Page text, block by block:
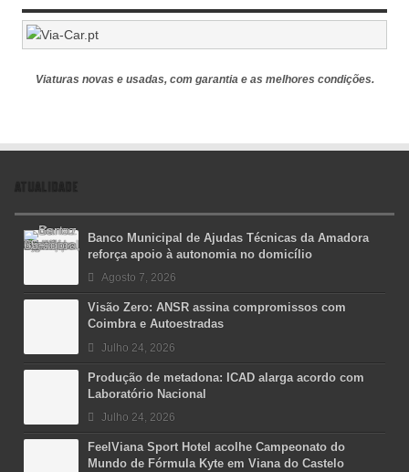
Viaturas novas e usadas, com garantia e as melhores condições.
ATUALIDADE
Banco Municipal de Ajudas Técnicas da Amadora
reforça apoio à autonomia no domicílio
Agosto 7, 2026
Visão Zero: ANSR assina compromissos com
Coimbra e Autoestradas
Julho 24, 2026
Produção de metadona: ICAD alarga acordo com
Laboratório Nacional
Julho 24, 2026
FeelViana Sport Hotel acolhe Campeonato do
Mundo de Fórmula Kyte em Viana do Castelo